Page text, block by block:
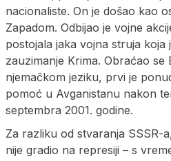
nacionaliste. On je došao kao
Zapadom. Odbijao je vojne
postojala jaka vojna struja koja
zauzimanje Krima. Obraćao se
njemačkom jeziku, prvi je
pomoć u Avganistanu nakon
septembra 2001. godine.
Za razliku od stvaranja SSSR-
nije gradio na represiji – s